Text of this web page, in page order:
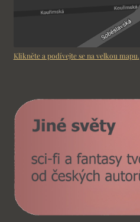
Klikněte a podívejte se na velkou mapu.